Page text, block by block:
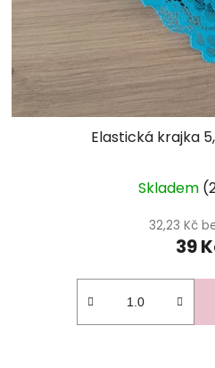
Elastická krajka
Skladem
32,23 Kč
39